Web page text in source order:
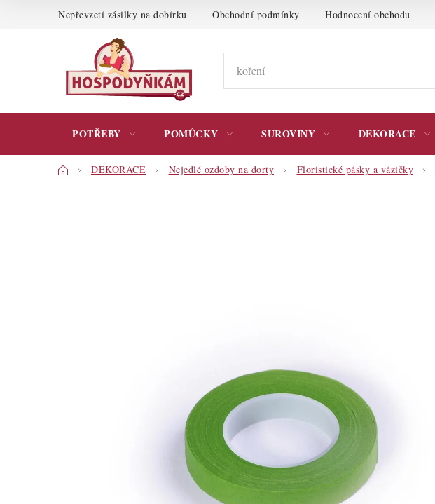
Nepřevzetí zásilky na dobírku Obchodní podmínky Hodnocení obchodu
POTŘEBY POMŮCKY SUROVINY DEKORACE
DomůDEKORACE Nejedlé ozdoby na dorty Floristické pásky a vázičky